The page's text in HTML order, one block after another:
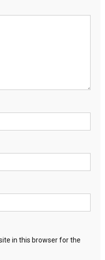
in this browser for the